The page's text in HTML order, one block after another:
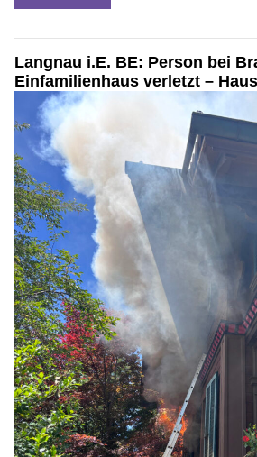
Langnau i.E. BE: Person bei
Einfamilienhaus verletzt –